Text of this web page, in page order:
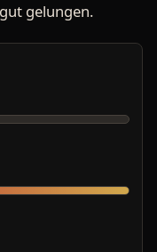
gelungen.